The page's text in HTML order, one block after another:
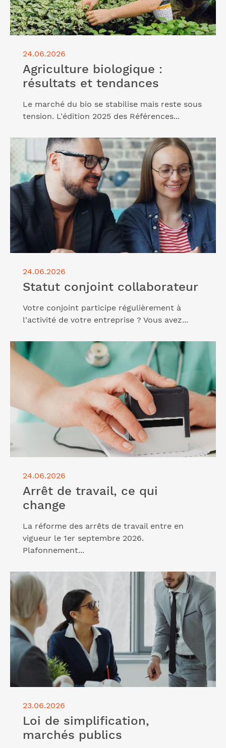
24.06.2026
Agriculture biologique :
résultats et tendances
Le marché du bio se stabilise mais reste sous
tension. L'édition 2025 des Références...
24.06.2026
Statut conjoint collaborateur
Votre conjoint participe régulièrement à
l'activité de votre entreprise ? Vous avez...
Lire l'article "Statut conjoint collaborateur"
24.06.2026
Arrêt de travail, ce qui
change
La réforme des arrêts de travail entre en
vigueur le 1er septembre 2026.
Plafonnement...
Lire l'article "Arrêt de travail, ce qui change"
23.06.2026
Loi de simplification,
marchés publics
Lire l'article "Loi de simplification, marchés publics"